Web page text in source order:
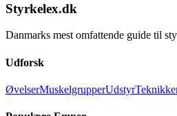
Styrkelex.dk
Danmarks mest omfattende guide til
Udforsk
ØvelserMuskelgrupperUdstyr